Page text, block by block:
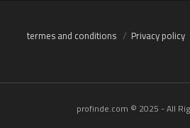
Privacy policy
termes and conditions
profinde.com © 2025 - All